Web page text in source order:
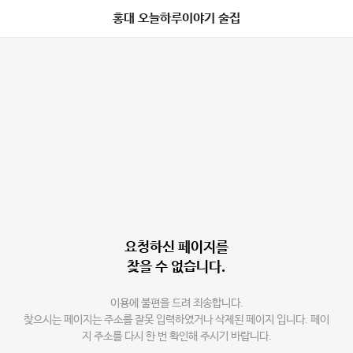
홍대 오늘하루이야기 술집
요청하신 페이지를
찾을 수 없습니다.
이용에 불편을 드려 죄송합니다.
찾으시는 페이지는 주소를 잘못 입력하였거나 삭제된 페이지 입니다. 페이
지 주소를 다시 한 번 확인해 주시기 바랍니다.